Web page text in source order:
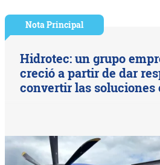
Nota Principal
Hidrotec: un grupo
creció a partir de dar
convertir las soluciones